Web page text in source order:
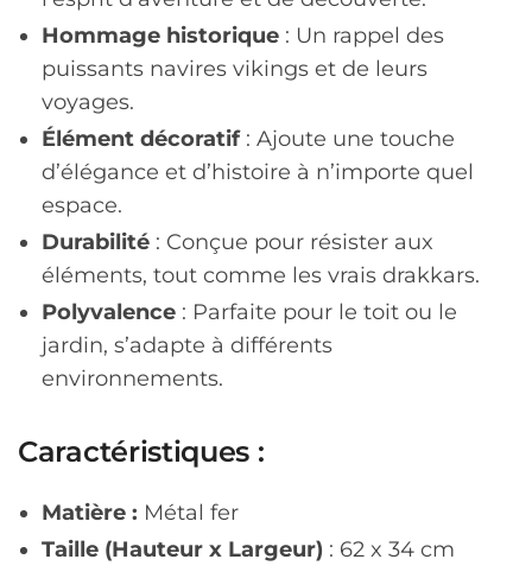
Hommage historique : Un rappel des
puissants navires vikings et de leurs
voyages.
Élément décoratif: Ajoute une touche
d’élégance et d’histoire à n’importe quel
espace.
Durabilité : Conçue pour résister aux
éléments, tout comme les vrais drakkars.
Polyvalence : Parfaite pour le toit ou le
jardin, s’adapte à différents
environnements.
Caractéristiques :
Matière : Métal fer
Taille (Hauteur x Largeur) : 62 x 34 cm